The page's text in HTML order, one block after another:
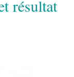
résultat